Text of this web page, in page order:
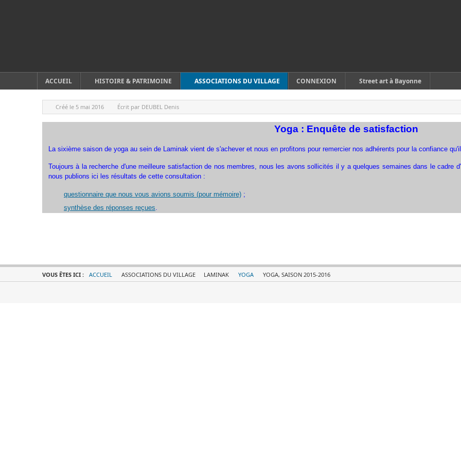
ACCUEIL HISTOIRE & PATRIMOINE ASSOCIATIONS DU VILLAGE CONNEXION Street art à Bayonne
Créé le 5 mai 2016 Écrit par DEUBEL Denis
Yoga : Enquête de satisfaction
La sixième saison de yoga au sein de Laminak vient de s'achever et nous en profitons pour remercier nos adhérents pour la confiance
Toujours à la recherche d'une meilleure satisfaction de nos membres, nous les avons sollicités il y a quelques semaines dans le cadre
nous publions ici les résultats de cette consultation :
questionnaire que nous vous avions soumis (pour mémoire) ;
synthèse des réponses reçues.
VOUS ÊTES ICI : ACCUEIL ASSOCIATIONS DU VILLAGE LAMINAK YOGA YOGA, SAISON 2015-2016